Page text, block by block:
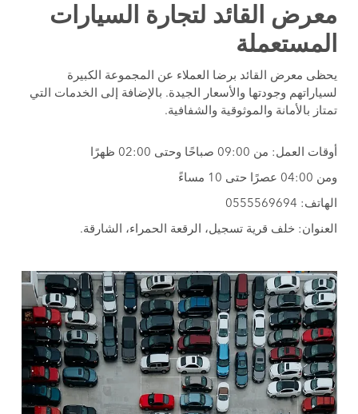
معرض القائد لتجارة السيارات
المستعملة
يحظى معرض القائد برضا العملاء عن المجموعة الكبيرة
لسياراتهم وجودتها والأسعار الجيدة. بالإضافة إلى الخدمات التي
تمتاز بالأمانة والموثوقية والشفافية.
أوقات العمل: من 09:00 صباحًا وحتى 02:00 ظهرًا
ومن 04:00 عصرًا حتى 10 مساءً
الهاتف: 0555569694
العنوان: خلف قرية تسجيل، الرقعة الحمراء، الشارقة.